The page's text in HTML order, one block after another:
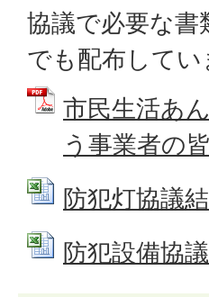
協議で必要な
でも配布してい
市民生活あ
う事業者の
防犯灯協議
防犯設備協